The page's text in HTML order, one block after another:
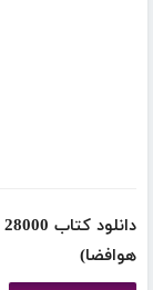
هوافضا)